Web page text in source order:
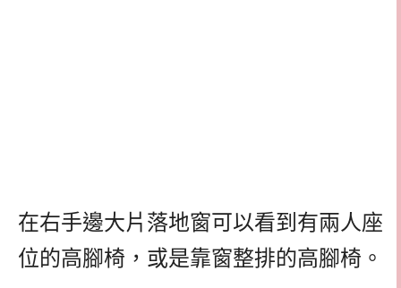
在右手邊大片落地窗可以看到有兩人座
位的高腳椅，或是靠窗整排的高腳椅。